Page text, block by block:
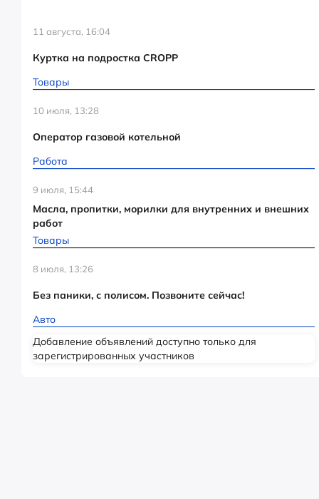
11 августа, 16:04
Куртка на подростка CROPP
Товары
10 июля, 13:28
Оператор газовой котельной
Работа
9 июля, 15:44
Масла, пропитки, морилки для внутренних и внешних
работ
Товары
8 июля, 13:26
Без паники, с полисом. Позвоните сейчас!
Авто
Добавление объявлений доступно только для
зарегистрированных участников